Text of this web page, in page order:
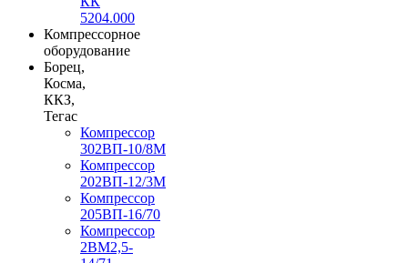
5204.000
Компрессорное
оборудование
Борец,
Косма,
ККЗ,
Тегас
Компрессор
302ВП-10/8М
Компрессор
202ВП-12/3М
Компрессор
205ВП-16/70
Компрессор
2ВМ2,5-